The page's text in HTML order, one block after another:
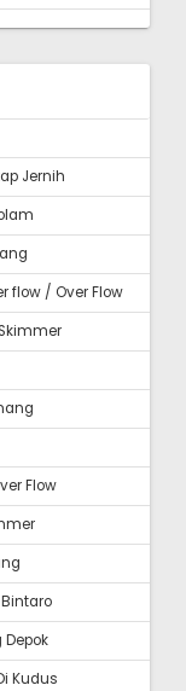
Jernih
flow / Over Flow
Flow
Kudus